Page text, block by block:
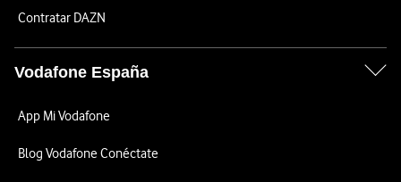
Contratar DAZN
Vodafone España
App Mi Vodafone
Blog Vodafone Conéctate